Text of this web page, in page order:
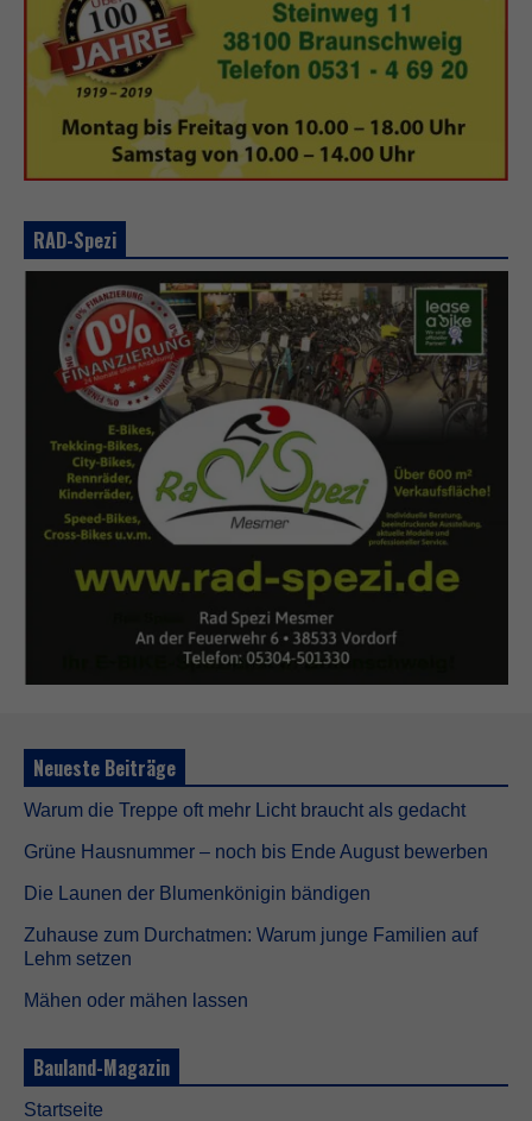
RAD-Spezi
Neueste Beiträge
Warum die Treppe oft mehr Licht braucht als gedacht
Grüne Hausnummer – noch bis Ende August bewerben
Die Launen der Blumenkönigin bändigen
Zuhause zum Durchatmen: Warum junge Familien auf
Lehm setzen
Mähen oder mähen lassen
Bauland-Magazin
Startseite